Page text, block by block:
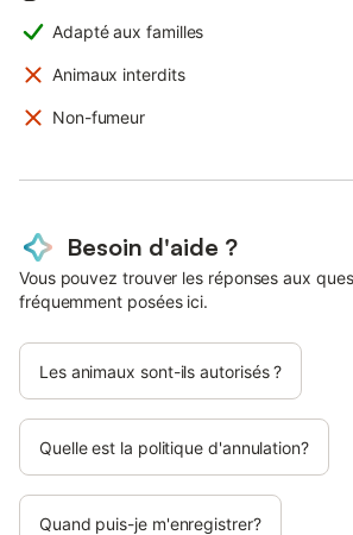
Adapté aux familles
Animaux interdits
Non-fumeur
Besoin d'aide ?
Vous pouvez trouver les réponses aux
fréquemment posées ici.
Les animaux sont-ils autorisés ?
Quelle est la politique d'annulation?
Quand puis-je m'enregistrer?